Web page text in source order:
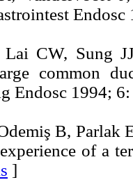
CW, Sung
common
Endosc
B,
of a
]